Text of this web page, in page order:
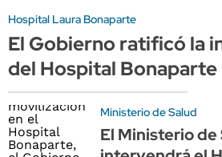
Hospital Laura Bonaparte
El Gobierno ratificó la
del Hospital Bonaparte
Ministerio de Salud
El Ministerio de